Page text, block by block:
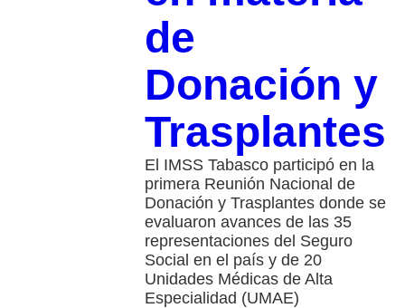
de
Donación y
Trasplantes
El IMSS Tabasco participó en la
primera Reunión Nacional de
Donación y Trasplantes donde se
evaluaron avances de las 35
representaciones del Seguro
Social en el país y de 20
Unidades Médicas de Alta
Especialidad (UMAE)